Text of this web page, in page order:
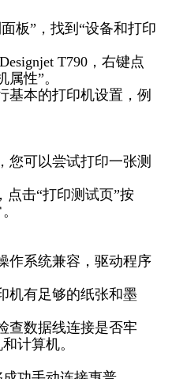
板”，找到“设备和打印
T790，右键点
性”。
本的打印机设置，例
可以尝试打印一张测
点击“打印测试页”按
作系统兼容，驱动程序
机有足够的纸张和墨
查数据线连接是否牢
计算机。